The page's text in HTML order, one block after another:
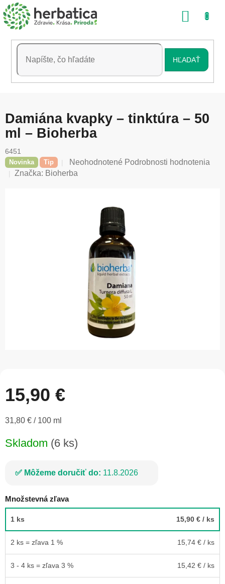
Prejsť
na
obsah
HĽADAŤ
Damiána kvapky – tinktúra – 50
ml – Bioherba
6451
Novinka Tip
Priemerné
hodnotenie
hviezdičiek.
Neohodnotené Podrobnosti hodnotenia
Značka: Bioherba
15,90 €
Jednotková
31,80 € / 100 ml
Skladom (6 ks)
Môžeme doručiť do: 11.8.2026
Množstevná zľava
1 ks 15,90 € / ks
2 ks = zľava 1 % 15,74 € / ks
3 - 4 ks = zľava 3 % 15,42 € / ks